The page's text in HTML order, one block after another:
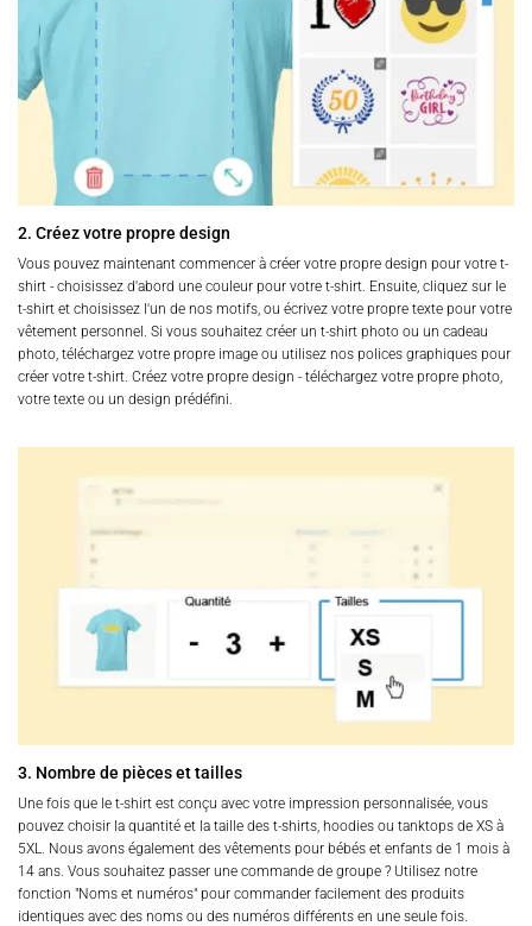
2. Créez votre propre design
Vous pouvez maintenant commencer à créer votre propre design pour votre t-
shirt - choisissez d'abord une couleur pour votre t-shirt. Ensuite, cliquez sur le
t-shirt et choisissez l'un de nos motifs, ou écrivez votre propre texte pour votre
vêtement personnel. Si vous souhaitez créer un t-shirt photo ou un cadeau
photo, téléchargez votre propre image ou utilisez nos polices graphiques pour
créer votre t-shirt. Créez votre propre design - téléchargez votre propre photo,
votre texte ou un design prédéfini.
3. Nombre de pièces et tailles
Une fois que le t-shirt est conçu avec votre impression personnalisée, vous
pouvez choisir la quantité et la taille des t-shirts, hoodies ou tanktops de XS à
5XL. Nous avons également des vêtements pour bébés et enfants de 1 mois à
14 ans. Vous souhaitez passer une commande de groupe ? Utilisez notre
fonction "Noms et numéros" pour commander facilement des produits
identiques avec des noms ou des numéros différents en une seule fois.